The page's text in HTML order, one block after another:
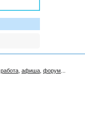
работа афиша форум